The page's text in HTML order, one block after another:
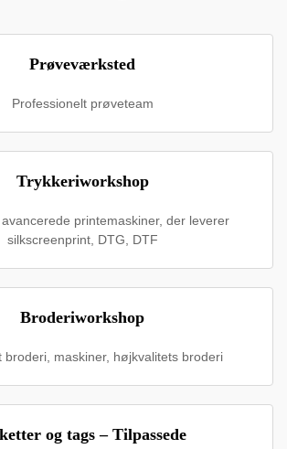
Prøveværksted
Professionelt prøveteam
Trykkeriworkshop
printemaskiner, der leverer
silkscreenprint, DTG, DTF
Broderiworkshop
broderi, maskiner, højkvalitets broderi
og tags – Tilpassede